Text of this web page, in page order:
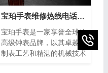
为了芝柏手表拥有者的救
星。
宝珀手表维修热线电话(售后服务专线)
宝珀手表是一家享誉全球的
高级钟表品牌，以其卓越的
制表工艺和精湛的机械技术